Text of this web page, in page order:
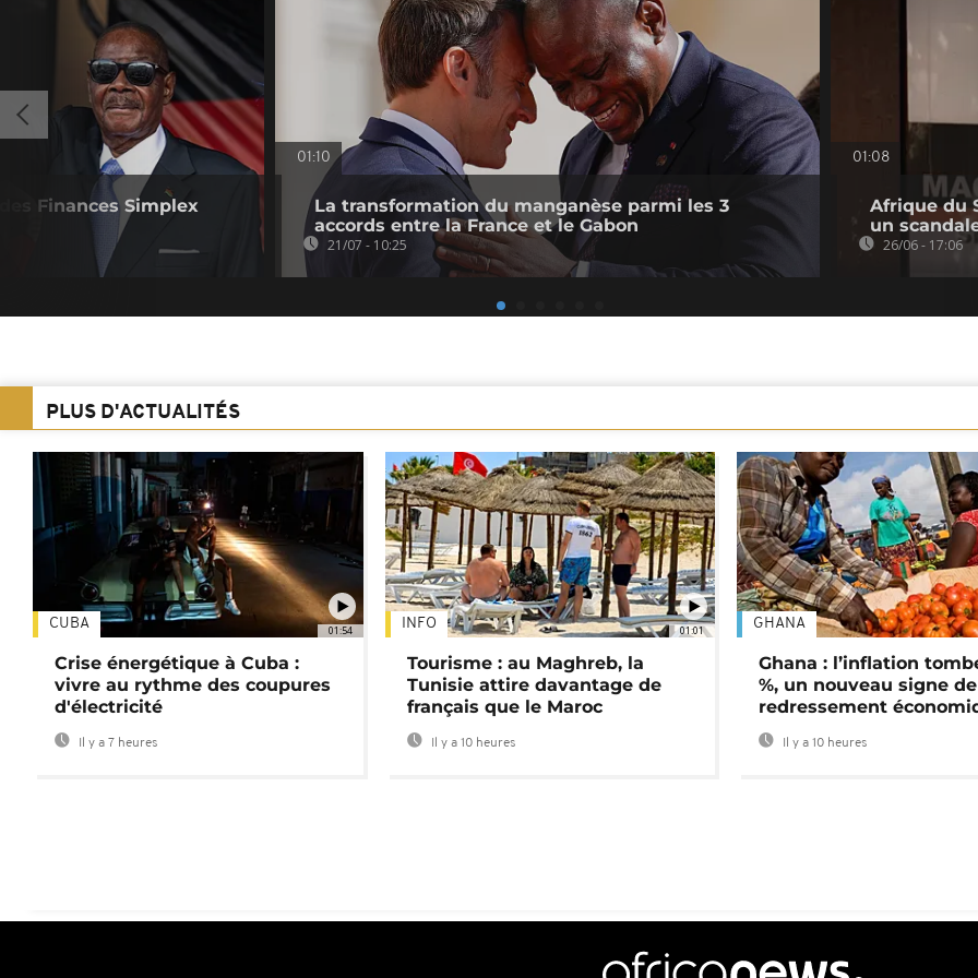
Finances Simplex
01:10
La transformation du manganèse parmi les 3
accords entre la France et le Gabon
21/07 - 10:25
01:08
Afrique du
un
26/06 - 17:06
PLUS D'ACTUALITÉS
01:54
CUBA
Crise énergétique à Cuba :
vivre au rythme des coupures
d'électricité
Il y a 7 heures
01:01
INFO
Tourisme : au Maghreb, la
Tunisie attire davantage de
français que le Maroc
Il y a 10 heures
GHANA
Ghana : l’inflation
%, un nouveau signe de
redressement
Il y a 10 heures